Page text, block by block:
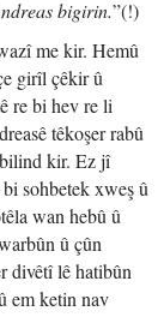
bigirin.”(!)
me kir. Hemû
girîl çêkir û
re bi hev re li
têkoşer rabû
kir. Ez jî
sohbetek xweş û
wan hebû û
û çûn
divêtî lê hatibûn
em ketin nav